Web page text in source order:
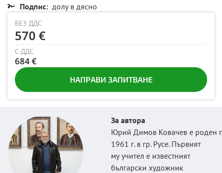
Подпис: долу в дясно
БЕЗ ДДС
570 €
С ДДС
684 €
НАПРАВИ ЗАПИТВАНЕ
За автора
Юрий Димов Ковачев е роден
1961 г. в гр. Русе. Първият
му учител е известният
български художник